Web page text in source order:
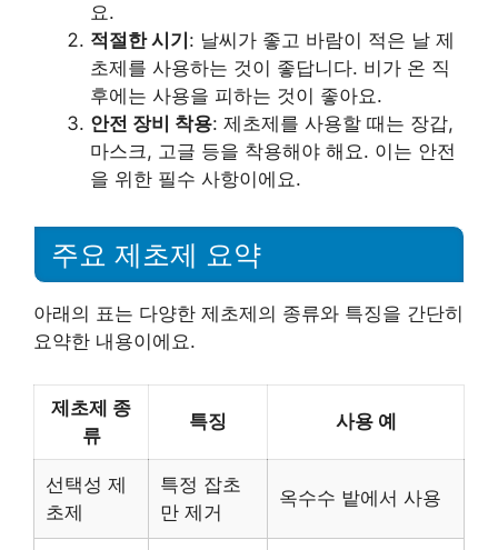
요.
적절한 시기 : 날씨가 좋고 바람이 적은 날 제
초제를 사용하는 것이 좋답니다. 비가 온 직
후에는 사용을 피하는 것이 좋아요.
안전 장비 착용: 제초제를 사용할 때는 장갑,
마스크, 고글 등을 착용해야 해요. 이는 안전
을 위한 필수 사항이에요.
주요 제초제 요약
아래의 표는 다양한 제초제의 종류와 특징을 간단히
요약한 내용이에요.
제초제 종
류
특징 사용 예
선택성 제
초제
특정 잡초
만 제거
옥수수 밭에서 사용